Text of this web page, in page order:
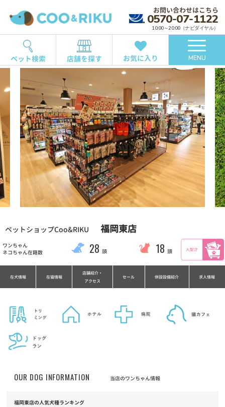
お問い合わせはこちら
0570-07-1122
10:00～20:00（ナビダイヤル）
ペット検索 店舗を探す お気に入り MENU
ペットショップCoo&RIKU 福岡東店
ワンちゃん
ネコちゃん在籍数
28 頭 18 頭
在犬情報 在猫情報
店舗紹介・
アクセス
セール 併設設備紹介 求人情報
OUR DOG INFORMATION 当店のワンちゃん情報
福岡東店の人気犬種ランキング